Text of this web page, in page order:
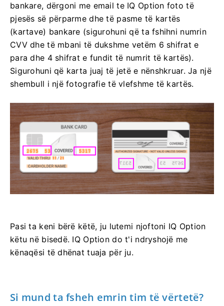
bankare, dërgoni me email te IQ Option foto të
pjesës së përparme dhe të pasme të kartës
(kartave) bankare (sigurohuni që ta fshihni numrin
CVV dhe të mbani të dukshme vetëm 6 shifrat e
para dhe 4 shifrat e fundit të numrit të kartës).
Sigurohuni që karta juaj të jetë e nënshkruar. Ja një
shembull i një fotografie të vlefshme të kartës.
Pasi ta keni bërë këtë, ju lutemi njoftoni IQ Option
këtu në bisedë. IQ Option do t'i ndryshojë me
kënaqësi të dhënat tuaja për ju.
Si mund ta fsheh emrin tim të vërtetë?